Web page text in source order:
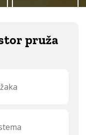
pruža